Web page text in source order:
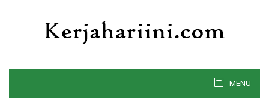
MENU